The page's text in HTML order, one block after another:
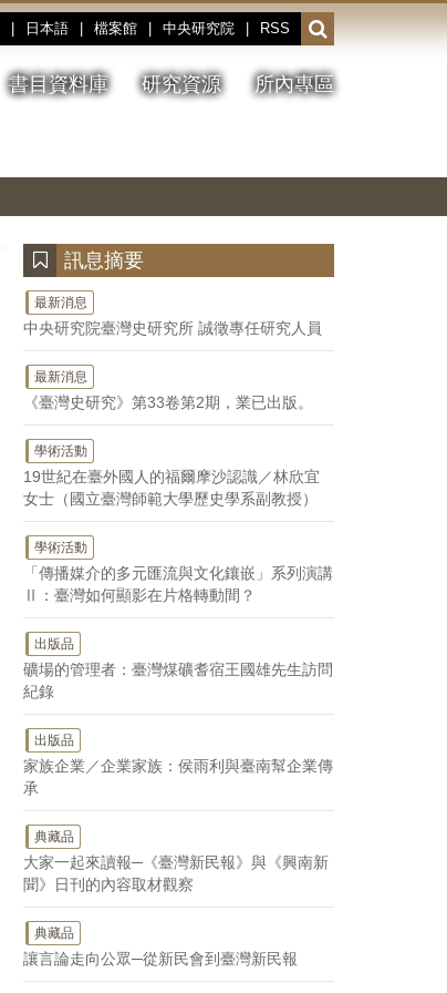
日本語 檔案館 中央研究院 RSS
開
啟
或
收
書目資料庫 研究資源 所內專區
停、
圖
圖
結
訊息摘要
最新消息
中央研究院臺灣史研究所 誠徵專任研究人員
最新消息
《臺灣史研究》第33卷第2期，業已出版。
學術活動
19世紀在臺外國人的福爾摩沙認識／林欣宜
女士（國立臺灣師範大學歷史學系副教授）
學術活動
「傳播媒介的多元匯流與文化鑲嵌」系列演講
Ⅱ：臺灣如何顯影在片格轉動間？
出版品
礦場的管理者：臺灣煤礦耆宿王國雄先生訪問
紀錄
出版品
家族企業／企業家族：侯雨利與臺南幫企業傳
承
典藏品
大家一起來讀報─《臺灣新民報》與《興南新
聞》日刊的內容取材觀察
典藏品
讓言論走向公眾─從新民會到臺灣新民報